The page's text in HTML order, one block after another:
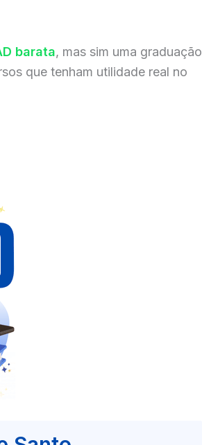
barata, mas sim uma graduação
que tenham utilidade real no